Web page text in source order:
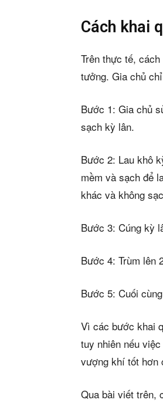
Cách khai
Trên thực tế,
tưởng. Gia chủ
Bước 1: Gia chủ
sạch kỳ lân.
Bước 2: Lau khô
mềm và sạch để
khác và không
Bước 3: Cúng kỳ
Bước 4: Trùm lên
Bước 5: Cuối
Vì các bước khai
tuy nhiên nếu
vượng khí tốt hơn
Qua bài viết trên,